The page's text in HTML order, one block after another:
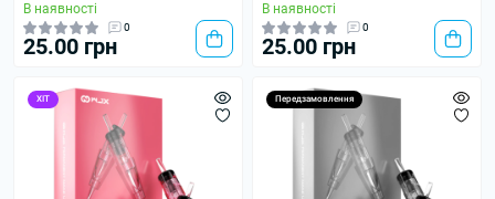
В наявності
0
25.00 грн
В наявності
0
25.00 грн
ХІТ Передзамовлення